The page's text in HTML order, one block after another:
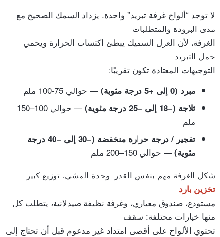
لا توجد “ألواح غرفة تبريد” واحدة. يزداد السمك الصحيح مع
مدى البرودة والمتطلبات
الغرفة، لأن العزل السميك يبطئ اكتساب الحرارة ويحمي
حمل التبريد.
التوجيهات المعتادة تكون تقريبًا:
مبرد (0 إلى +5 درجة مئوية) — حوالي 75-100 ملم
ثلاجة (−18 إلى −25 درجة مئوية)
— حوالي 100–150
ملم
تفجير / درجة حرارة منخفضة (−30 إلى −40 درجة
مئوية) — حوالي 150–200 ملم
شكل الغرفة مهم بنفس القدر. وحدة المشي، توزيع كبير
تخزين بارد
مستودع، صندوق معياري، وغرفة نظيفة صيدلانية، يتطلب كل
منها خيارات مختلفة: سقف
تحتوي الألواح على أقصى امتداد غير مدعوم قبل أن تحتاج إلى